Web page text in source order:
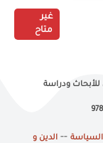
غير
متاح
للأبحاث ودراسة
السياسة -- الدين و